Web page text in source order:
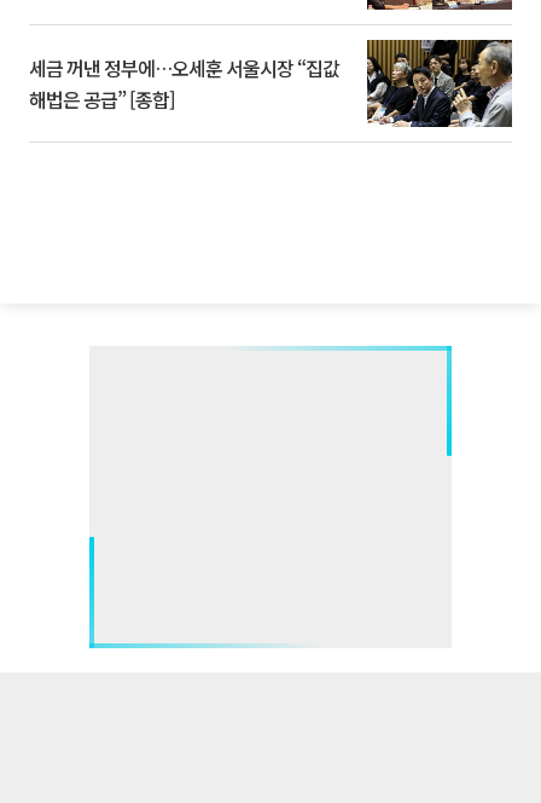
세금 꺼낸 정부에…오세훈 서울시장 “집값
해법은 공급” [종합]